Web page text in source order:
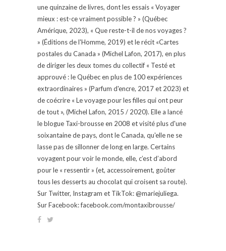
une quinzaine de livres, dont les essais « Voyager
mieux : est-ce vraiment possible ? » (Québec
Amérique, 2023), « Que reste-t-il de nos voyages ?
» (Éditions de l'Homme, 2019) et le récit «Cartes
postales du Canada » (Michel Lafon, 2017), en plus
de diriger les deux tomes du collectif « Testé et
approuvé : le Québec en plus de 100 expériences
extraordinaires » (Parfum d'encre, 2017 et 2023) et
de coécrire « Le voyage pour les filles qui ont peur
de tout », (Michel Lafon, 2015 / 2020). Elle a lancé
le blogue Taxi-brousse en 2008 et visité plus d'une
soixantaine de pays, dont le Canada, qu'elle ne se
lasse pas de sillonner de long en large. Certains
voyagent pour voir le monde, elle, c’est d’abord
pour le « ressentir » (et, accessoirement, goûter
tous les desserts au chocolat qui croisent sa route).
Sur Twitter, Instagram et TikTok: @mariejuliega.
Sur Facebook: facebook.com/montaxibrousse/